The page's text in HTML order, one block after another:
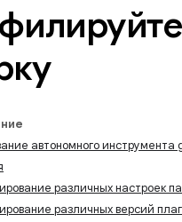
автономного
различных настроек
различных версий